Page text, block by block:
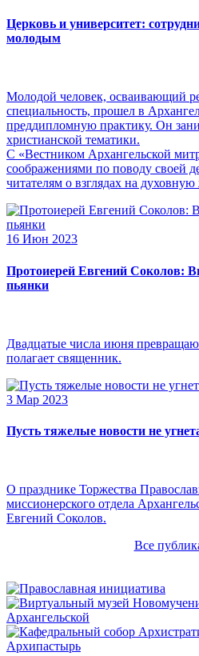
Церковь и университет:
молодым
Молодой человек, осваивающий
специальность, прошел в
преддипломную практику. Он
христианской тематики.
С «Вестником Архангельской
соображениями по поводу своей
читателям о взглядах на
16 Июн 2023
Протоиерей Евгений Соколов:
пьянки
Двадцатые числа июня
полагает священник.
3 Мар 2023
Пусть тяжелые новости не
О празднике Торжества
миссионерского отдела
Евгений Соколов.
Все
Архипастырь